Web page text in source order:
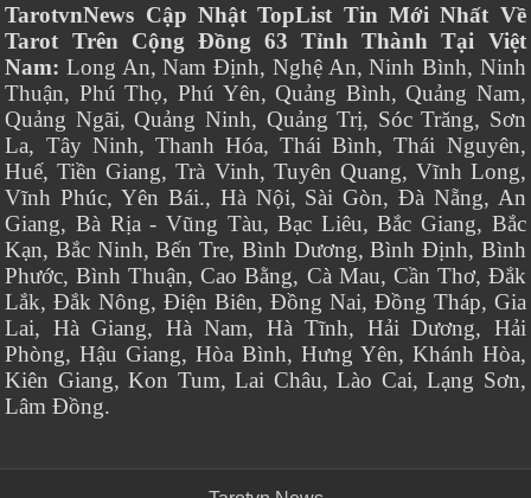
TarotvnNews Cập Nhật TopList Tin Mới Nhất Về
Tarot Trên Cộng Đồng 63 Tỉnh Thành Tại Việt
Nam: Long An, Nam Định, Nghệ An, Ninh Bình, Ninh
Thuận, Phú Thọ, Phú Yên, Quảng Bình, Quảng Nam,
Quảng Ngãi, Quảng Ninh, Quảng Trị, Sóc Trăng, Sơn
La, Tây Ninh, Thanh Hóa, Thái Bình, Thái Nguyên,
Huế, Tiền Giang, Trà Vinh, Tuyên Quang, Vĩnh Long,
Vĩnh Phúc, Yên Bái., Hà Nội, Sài Gòn, Đà Nẵng, An
Giang, Bà Rịa - Vũng Tàu, Bạc Liêu, Bắc Giang, Bắc
Kạn, Bắc Ninh, Bến Tre, Bình Dương, Bình Định, Bình
Phước, Bình Thuận, Cao Bằng, Cà Mau, Cần Thơ, Đắk
Lắk, Đắk Nông, Điện Biên, Đồng Nai, Đồng Tháp, Gia
Lai, Hà Giang, Hà Nam, Hà Tĩnh, Hải Dương, Hải
Phòng, Hậu Giang, Hòa Bình, Hưng Yên, Khánh Hòa,
Kiên Giang, Kon Tum, Lai Châu, Lào Cai, Lạng Sơn,
Lâm Đồng.